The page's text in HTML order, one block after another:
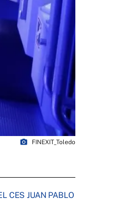
CES JUAN PABLO
photo_camera FINEXIT_Toledo